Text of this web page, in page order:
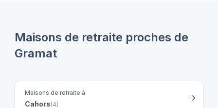
Maisons de retraite proches de
Gramat
Maisons de retraite à
Cahors(4)